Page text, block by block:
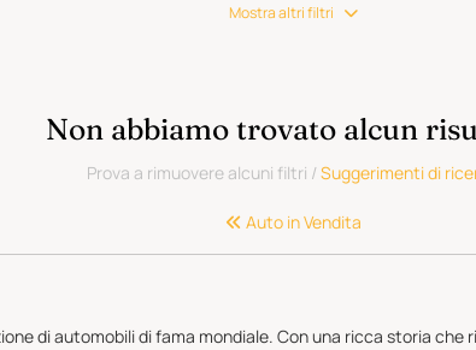
Mostra altri filtri
Non abbiamo trovato alcun
Prova a rimuovere alcuni filtri /Suggerimenti di
Auto in Vendita
di automobili di fama mondiale. Con una ricca storia